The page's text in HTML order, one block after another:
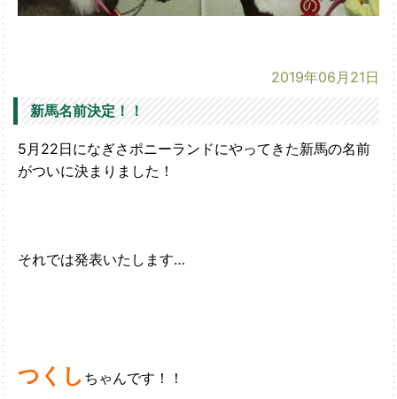
2019年06月21日
新馬名前決定！！
5月22日になぎさポニーランドにやってきた新馬の名前
がついに決まりました！
それでは発表いたします…
つくし ちゃんです！！